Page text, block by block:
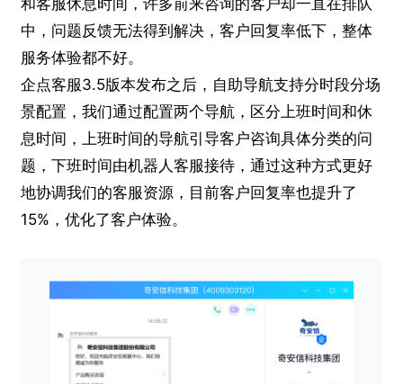
和客服休息时间，许多前来咨询的客户却一直在排队
中，问题反馈无法得到解决，客户回复率低下，整体
服务体验都不好。
企点客服3.5版本发布之后，自助导航支持分时段分场
景配置，我们通过配置两个导航，区分上班时间和休
息时间，上班时间的导航引导客户咨询具体分类的问
题，下班时间由机器人客服接待，通过这种方式更好
地协调我们的客服资源，目前客户回复率也提升了
15%，优化了客户体验。